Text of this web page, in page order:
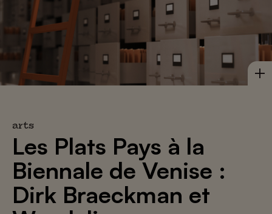
arts
Les Plats Pays à la
Biennale de Venise :
Dirk Braeckman et